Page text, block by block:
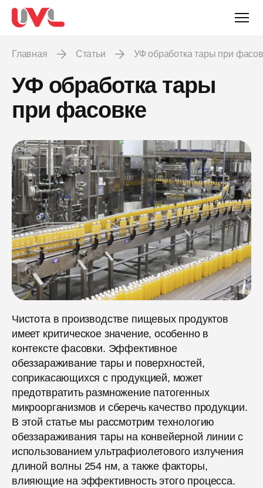
Главная Статьи УФ обработка тары при
УФ обработка тары
при фасовке
Чистота в производстве пищевых продуктов
имеет критическое значение, особенно в
контексте фасовки. Эффективное
обеззараживание тары и поверхностей,
соприкасающихся с продукцией, может
предотвратить размножение патогенных
микроорганизмов и сберечь качество продукции.
В этой статье мы рассмотрим технологию
обеззараживания тары на конвейерной линии с
использованием ультрафиолетового излучения
длиной волны 254 нм, а также факторы,
влияющие на эффективность этого процесса.